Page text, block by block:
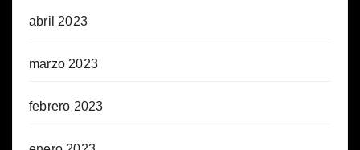
abril 2023
marzo 2023
febrero 2023